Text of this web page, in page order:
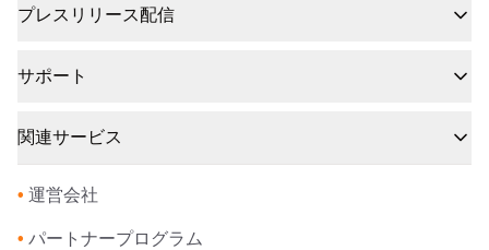
プレスリリース配信
サポート
関連サービス
• 運営会社
• パートナープログラム